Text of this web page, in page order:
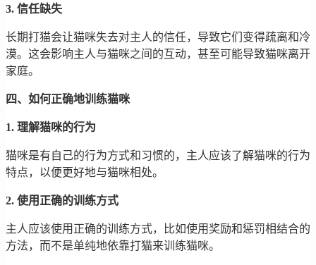
3. 信任缺失
长期打猫会让猫咪失去对主人的信任，导致它们变得疏离和冷
漠。这会影响主人与猫咪之间的互动，甚至可能导致猫咪离开
家庭。
四、如何正确地训练猫咪
1. 理解猫咪的行为
猫咪是有自己的行为方式和习惯的，主人应该了解猫咪的行为
特点，以便更好地与猫咪相处。
2. 使用正确的训练方式
主人应该使用正确的训练方式，比如使用奖励和惩罚相结合的
方法，而不是单纯地依靠打猫来训练猫咪。